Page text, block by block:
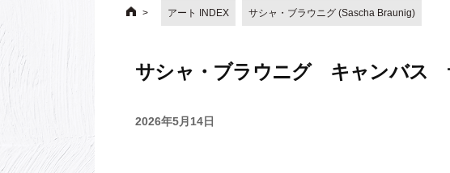
アート INDEX サシャ・ブラウニグ (Sascha Braunig)
サシャ・ブラウニグ キャンバス
2026年5月14日